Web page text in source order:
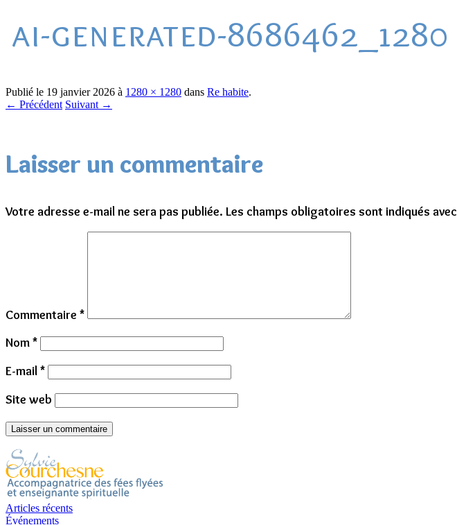
ai-generated-8686462_1280
Publié le 19 janvier 2026 à 1280 × 1280 dans Re habite.
← Précédent Suivant →
Laisser un commentaire
Votre adresse e-mail ne sera pas publiée. Les champs obligatoires sont indiqués avec
Commentaire *
Nom*
E-mail*
Site web
Articles récents
Événements